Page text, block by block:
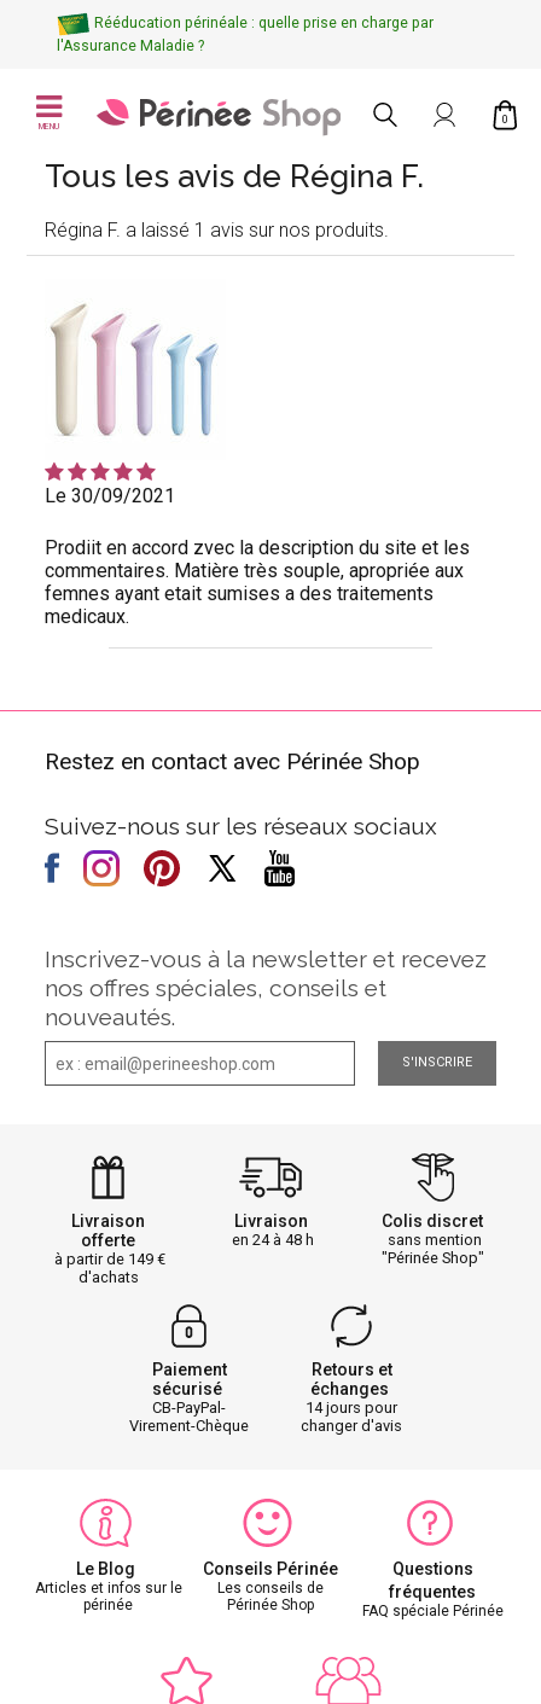
Rééducation périnéale : quelle prise en charge par
l'Assurance Maladie ?
MENU
0
Tous les avis de Régina F.
Régina F. a laissé 1 avis sur nos produits.
Le 30/09/2021
Prodiit en accord zvec la description du site et les
commentaires. Matière très souple, apropriée aux
femnes ayant etait sumises a des traitements
medicaux.
Restez en contact avec Périnée Shop
Suivez-nous sur les réseaux sociaux
Inscrivez-vous à la newsletter et recevez
nos offres spéciales, conseils et
nouveautés.
S'INSCRIRE
Livraison
offerte
à partir de 149
d'achats
Livraison
en 24 à 48 h
Colis discret
sans mention
"Périnée Shop"
Paiement
sécurisé
CB-PayPal-
Virement-Chèque
Retours et
échanges
14 jours pour
changer d'avis
Le Blog
Articles et infos sur le
périnée
Conseils Périnée
Les conseils de
Périnée Shop
Questions
fréquentes
FAQ spéciale Périnée